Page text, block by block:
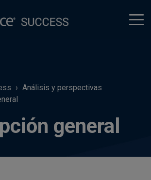
Análisis y perspectivas
general